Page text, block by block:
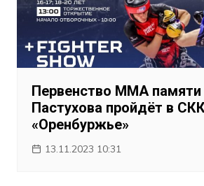
Первенство ММА
Пастухова пройдёт в СКК
«Оренбуржье»
13.11.2023 10:31